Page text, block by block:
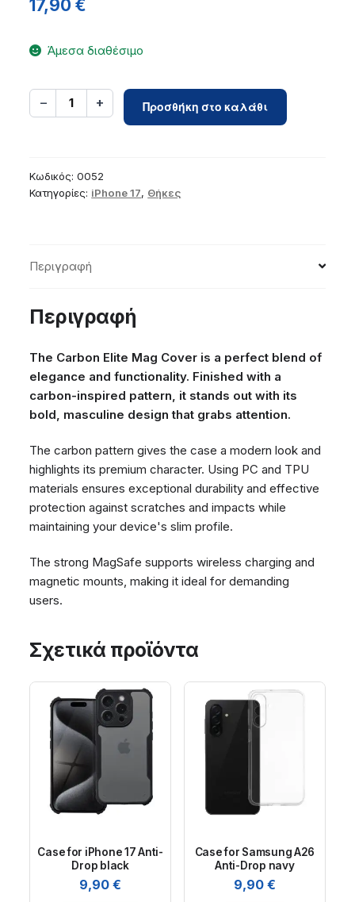
17,90€
Άμεσα διαθέσιμο
− 1 +
Case
for
Elite
black
ποσότητα
Προσθήκη στο καλάθι
Κωδικός:0052
Κατηγορίες: iPhone 17, Θήκες
Περιγραφή
Περιγραφή
The Carbon Elite Mag Cover is a perfect blend of
elegance and functionality. Finished with a
carbon-inspired pattern, it stands out with its
bold, masculine design that grabs attention.
The carbon pattern gives the case a modern look and
highlights its premium character. Using PC and TPU
materials ensures exceptional durability and effective
protection against scratches and impacts while
maintaining your device's slim profile.
The strong MagSafe supports wireless charging and
magnetic mounts, making it ideal for demanding
users.
Σχετικά προϊόντα
Case for iPhone 17 Anti-
Drop black
9,90€
Case for Samsung A26
Anti-Drop navy
9,90 €